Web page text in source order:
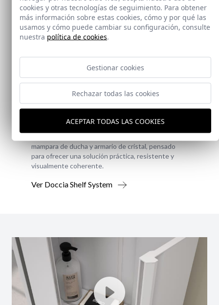
Doccia Shelf System
mampara de ducha y armario de cristal, pensado
para ofrecer una solución práctica, resistente y
visualmente coherente.
Ver Doccia Shelf System
cookies y otras tecnologías de seguimiento. Para obtener
más información sobre estas cookies, cómo y por qué las
usamos y cómo puede cambiar su configuración, consulte
nuestra política de cookies.
Gestionar cookies
Rechazar todas las cookies
ACEPTAR TODAS LAS COOKIES